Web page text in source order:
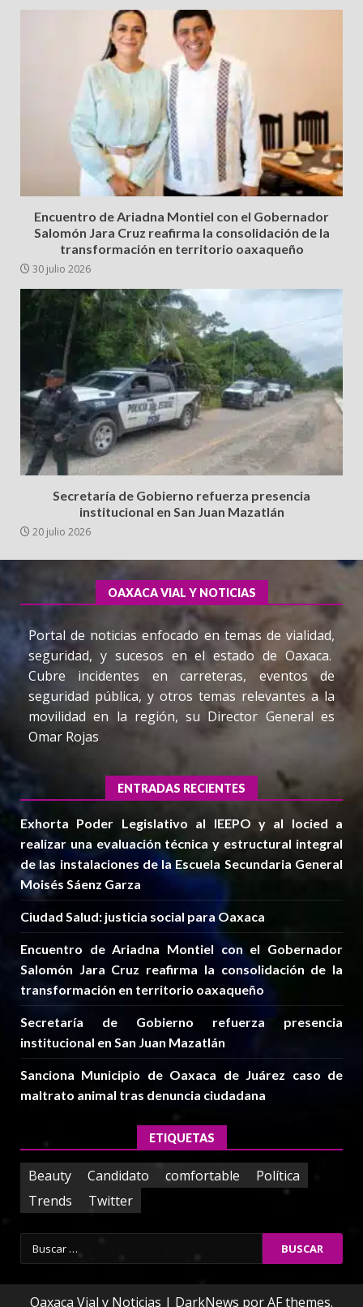
Encuentro de Ariadna Montiel con el Gobernador
Salomón Jara Cruz reafirma la consolidación de la
transformación en territorio oaxaqueño
30 julio 2026
Secretaría de Gobierno refuerza presencia
institucional en San Juan Mazatlán
20 julio 2026
OAXACA VIAL Y NOTICIAS
Portal de noticias enfocado en temas de vialidad,
seguridad, y sucesos en el estado de Oaxaca.
Cubre incidentes en carreteras, eventos de
seguridad pública, y otros temas relevantes a la
movilidad en la región, su Director General es
Omar Rojas
ENTRADAS RECIENTES
Exhorta Poder Legislativo al IEEPO y al Iocied a
realizar una evaluación técnica y estructural integral
de las instalaciones de la Escuela Secundaria General
Moisés Sáenz Garza
Ciudad Salud: justicia social para Oaxaca
Encuentro de Ariadna Montiel con el Gobernador
Salomón Jara Cruz reafirma la consolidación de la
transformación en territorio oaxaqueño
Secretaría de Gobierno refuerza presencia
institucional en San Juan Mazatlán
Sanciona Municipio de Oaxaca de Juárez caso de
maltrato animal tras denuncia ciudadana
ETIQUETAS
Beauty Candidato comfortable
Política
Trends
Twitter
Buscar:
Oaxaca Vial y Noticias | DarkNews por AF themes.